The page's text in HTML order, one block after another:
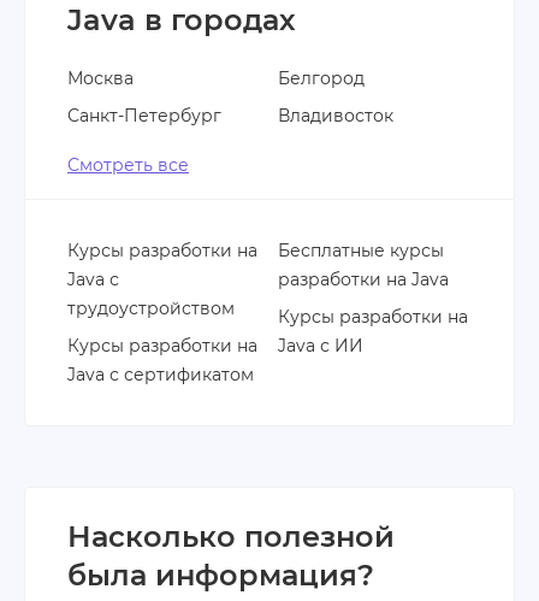
Java в городах
Москва
Санкт-Петербург
Белгород
Владивосток
Смотреть все
Курсы разработки на
Java с
трудоустройством
Курсы разработки на
Java с сертификатом
Бесплатные курсы
разработки на Java
Курсы разработки на
Java с ИИ
Насколько полезной
была информация?